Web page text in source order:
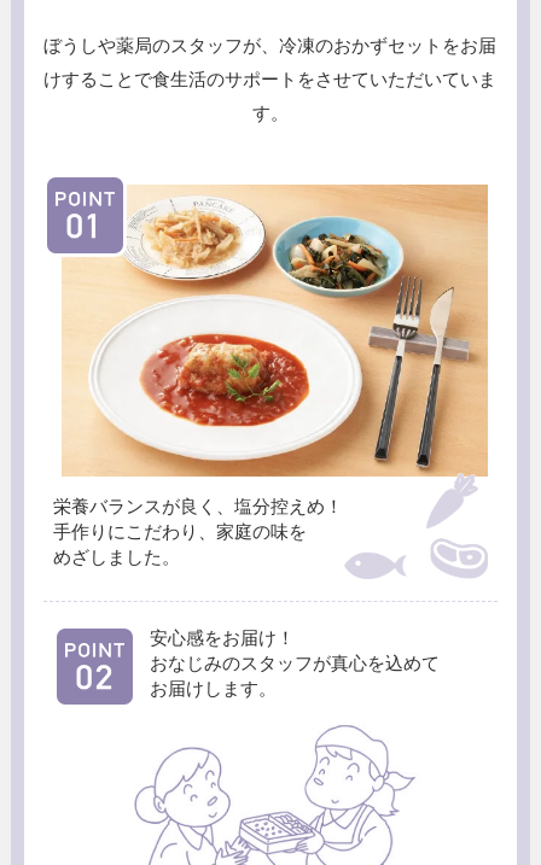
ぼうしや薬局のスタッフが、冷凍のおかずセットをお届
けすることで食生活のサポートをさせていただいていま
す。
栄養バランスが良く、塩分控えめ！
手作りにこだわり、家庭の味を
めざしました。
安心感をお届け！
おなじみのスタッフが真心を込めて
お届けします。